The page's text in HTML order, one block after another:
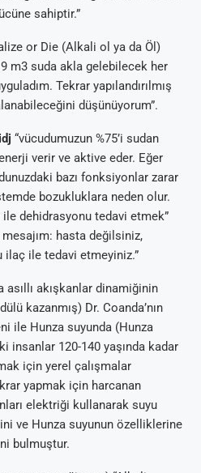
sahiptir.”
or Die (Alkali ol ya da Öl)
m3 suda akla gelebilecek her
Tekrar yapılandırılmış
düşünüyorum”.
“vücudumuzun %75’i sudan
verir ve aktive eder. Eğer
bazı fonksiyonlar zarar
bozukluklara neden olur.
ile dehidrasyonu tedavi etmek”
hasta değilsiniz,
ilaç ile tedavi etmeyiniz.”
asıllı akışkanlar dinamiğinin
kazanmış) Dr. Coanda’nın
ile Hunza suyunda (Hunza
insanlar 120-140 yaşında kadar
için yerel çalışmalar
yapmak için harcanan
elektriği kullanarak suyu
ve Hunza suyunun özelliklerine
bulmuştur.